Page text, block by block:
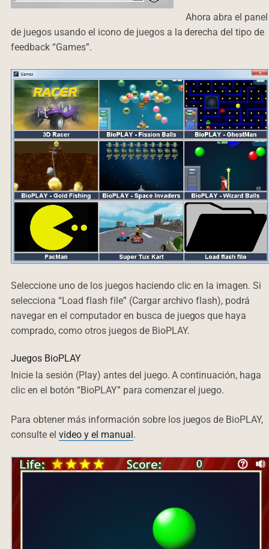
Ahora abra el panel
de juegos usando el icono de juegos a la derecha del tipo de
feedback “Games”.
Seleccione uno de los juegos haciendo clic en la imagen. Si
selecciona “Load flash file” (Cargar archivo flash), podrá
navegar en el computador en busca de juegos que haya
comprado, como otros juegos de BioPLAY.
Juegos BioPLAY
Inicie la sesión (Play) antes del juego. A continuación, haga
clic en el botón “BioPLAY” para comenzar el juego.
Para obtener más información sobre los juegos de BioPLAY,
consulte el video y el manual .